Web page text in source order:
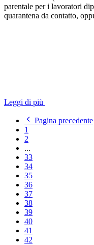
parentale per i lavoratori
quarantena da contatto,
Leggi di più
Pagina precedente
1
2
...
33
34
35
36
37
38
39
40
41
42